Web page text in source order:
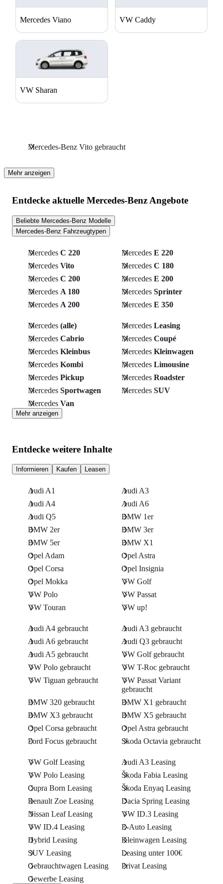
Mercedes Viano VW Caddy
VW Sharan
Mercedes-Benz Vito gebraucht
Mehr anzeigen
Entdecke aktuelle Mercedes-Benz Angebote
Beliebte Mercedes-Benz Modelle
Mercedes-Benz Fahrzeugtypen
Mercedes C 220 Mercedes E 220
Mercedes Vito Mercedes C 180
Mercedes C 200 Mercedes E 200
Mercedes A 180 Mercedes Sprinter
Mercedes A 200 Mercedes E 350
Mercedes (alle) Mercedes Leasing
Mercedes Cabrio Mercedes Coupé
Mercedes Kleinbus Mercedes Kleinwagen
Mercedes Kombi Mercedes Limousine
Mercedes Pickup Mercedes Roadster
Mercedes Sportwagen Mercedes SUV
Mercedes Van
Mehr anzeigen
Entdecke weitere Inhalte
Informieren Kaufen Leasen
Audi A1
Audi A3
Audi A4
Audi A6
Audi Q5
BMW 1er
BMW 2er
BMW 3er
BMW 5er
BMW X1
Opel Adam
Opel Astra
Opel Corsa
Opel Insignia
Opel Mokka
VW Golf
VW Polo
VW Passat
VW Touran
VW up!
Audi A4 gebraucht
Audi A3 gebraucht
Audi A6 gebraucht
Audi Q3 gebraucht
Audi A5 gebraucht
VW Golf gebraucht
VW Polo gebraucht
VW T-Roc gebraucht
VW Tiguan gebraucht
VW Passat Variant
gebraucht
BMW 320 gebraucht
BMW X1 gebraucht
BMW X3 gebraucht
BMW X5 gebraucht
Opel Corsa gebraucht
Opel Astra gebraucht
Ford Focus gebraucht
Skoda Octavia gebraucht
VW Golf Leasing
Audi A3 Leasing
VW Polo Leasing
Škoda Fabia Leasing
Cupra Born Leasing
Škoda Enyaq Leasing
Renault Zoe Leasing
Dacia Spring Leasing
Nissan Leaf Leasing
VW ID.3 Leasing
VW ID.4 Leasing
E-Auto Leasing
Hybrid Leasing
Kleinwagen Leasing
SUV Leasing
Leasing unter 100€
Gebrauchtwagen Leasing
Privat Leasing
Gewerbe Leasing